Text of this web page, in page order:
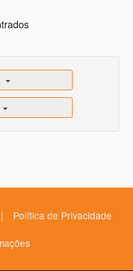
| Política de Privacidade